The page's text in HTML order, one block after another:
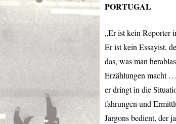
PORTUGAL
„Er ist kein Reporter
Er ist kein Essayist,
das, was man
Erzählungen macht
er dringt in die
fahrungen und
Jargons bedient, der